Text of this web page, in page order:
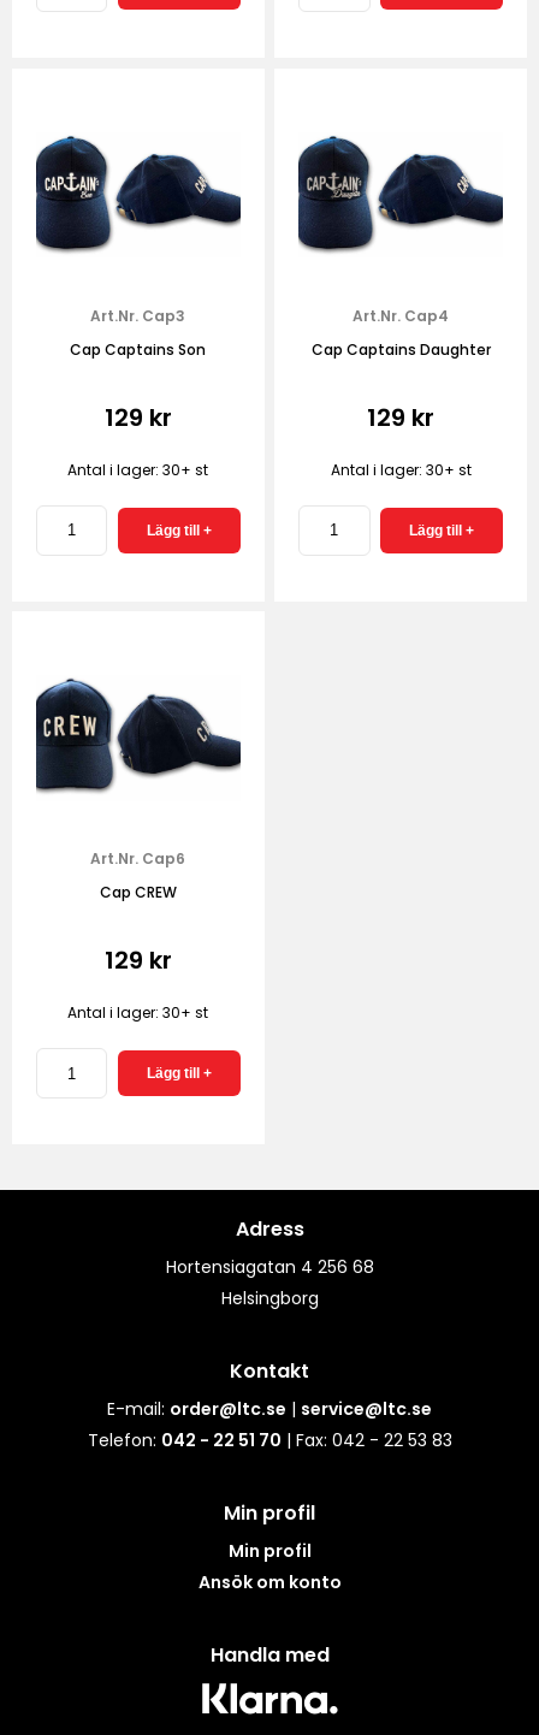
Art.Nr. Cap3
Cap Captains Son
129 kr
Antal i lager: 30+ st
Art.Nr. Cap4
Cap Captains Daughter
129 kr
Antal i lager: 30+ st
Art.Nr. Cap6
Cap CREW
129 kr
Antal i lager: 30+ st
Adress
Hortensiagatan 4 256 68
Helsingborg
Kontakt
E-mail: order@ltc.se | service@ltc.se
Telefon: 042 - 22 51 70 | Fax: 042 - 22 53 83
Min profil
Min profil
Ansök om konto
Handla med